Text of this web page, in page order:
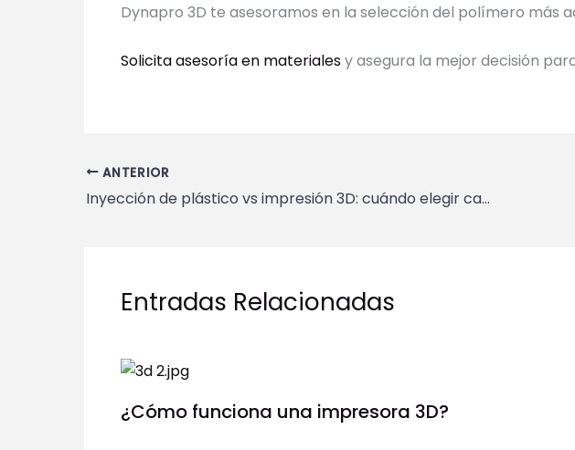
Dynapro 3D te asesoramos en la selección del polímero
Solicita asesoría en materialesy asegura la mejor decisión
ANTERIOR
Inyección de plástico vs impresión 3D: cuándo elegir cada proceso
Entradas Relacionadas
¿Cómo funciona una impresora 3D?